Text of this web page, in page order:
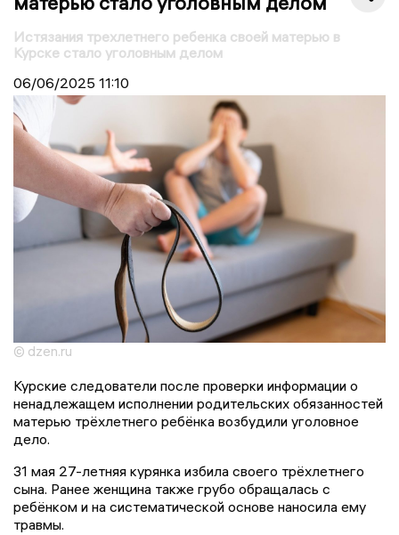
Истязания трехлетнего ребенка своей матерью в
Курске стало уголовным делом
06/06/2025 11:10
© dzen.ru
Курские следователи после проверки информации о
ненадлежащем исполнении родительских обязанностей
матерью трёхлетнего ребёнка возбудили уголовное
дело.
31 мая 27-летняя курянка избила своего трёхлетнего
сына. Ранее женщина также грубо обращалась с
ребёнком и на систематической основе наносила ему
травмы.